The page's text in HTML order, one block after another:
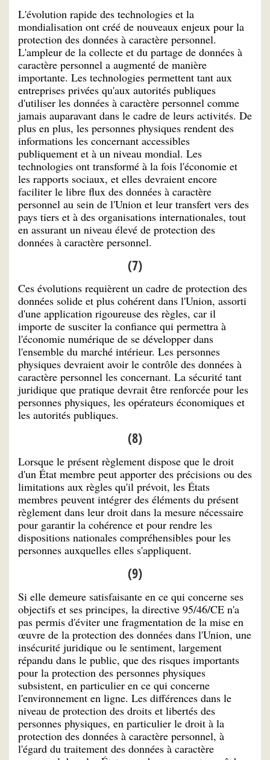
L'évolution rapide des technologies et la
mondialisation ont créé de nouveaux enjeux pour la
protection des données à caractère personnel.
L'ampleur de la collecte et du partage de données à
caractère personnel a augmenté de manière
importante. Les technologies permettent tant aux
entreprises privées qu'aux autorités publiques
d'utiliser les données à caractère personnel comme
jamais auparavant dans le cadre de leurs activités. De
plus en plus, les personnes physiques rendent des
informations les concernant accessibles
publiquement et à un niveau mondial. Les
technologies ont transformé à la fois l'économie et
les rapports sociaux, et elles devraient encore
faciliter le libre flux des données à caractère
personnel au sein de l'Union et leur transfert vers des
pays tiers et à des organisations internationales, tout
en assurant un niveau élevé de protection des
données à caractère personnel.
(7)
Ces évolutions requièrent un cadre de protection des
données solide et plus cohérent dans l'Union, assorti
d'une application rigoureuse des règles, car il
importe de susciter la confiance qui permettra à
l'économie numérique de se développer dans
l'ensemble du marché intérieur. Les personnes
physiques devraient avoir le contrôle des données à
caractère personnel les concernant. La sécurité tant
juridique que pratique devrait être renforcée pour les
personnes physiques, les opérateurs économiques et
les autorités publiques.
(8)
Lorsque le présent règlement dispose que le droit
d'un État membre peut apporter des précisions ou des
limitations aux règles qu'il prévoit, les États
membres peuvent intégrer des éléments du présent
règlement dans leur droit dans la mesure nécessaire
pour garantir la cohérence et pour rendre les
dispositions nationales compréhensibles pour les
personnes auxquelles elles s'appliquent.
(9)
Si elle demeure satisfaisante en ce qui concerne ses
objectifs et ses principes, la directive 95/46/CE n'a
pas permis d'éviter une fragmentation de la mise en
œuvre de la protection des données dans l'Union, une
insécurité juridique ou le sentiment, largement
répandu dans le public, que des risques importants
pour la protection des personnes physiques
subsistent, en particulier en ce qui concerne
l'environnement en ligne. Les différences dans le
niveau de protection des droits et libertés des
personnes physiques, en particulier le droit à la
protection des données à caractère personnel, à
l'égard du traitement des données à caractère